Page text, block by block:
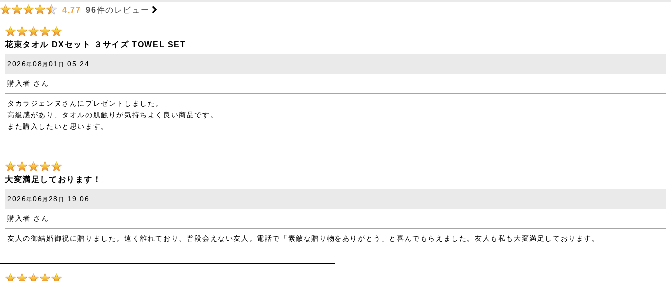
4.77 96件のレビュー
花束タオル DXセット ３サイズ TOWEL SET
2026年08 月 01 日 05:24
購入者 さん
タカラジェンヌさんにプレゼントしました。
高級感があり、タオルの肌触りが気持ちよく良い商品です。
また購入したいと思います。
大変満足しております！
2026年06 月 28 日 19:06
購入者 さん
友人の御結婚御祝に贈りました。遠く離れており、普段会えない友人。電話で「素敵な贈り物をありがとう」と喜んでもらえました。友人も私も大変満足しております。